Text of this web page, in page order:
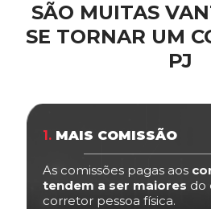
SÃO MUITAS
SE TORNAR UM
PJ
1. MAIS COMISSÃO
As comissões pagas aos
tendem a ser maiores do
corretor pessoa física.